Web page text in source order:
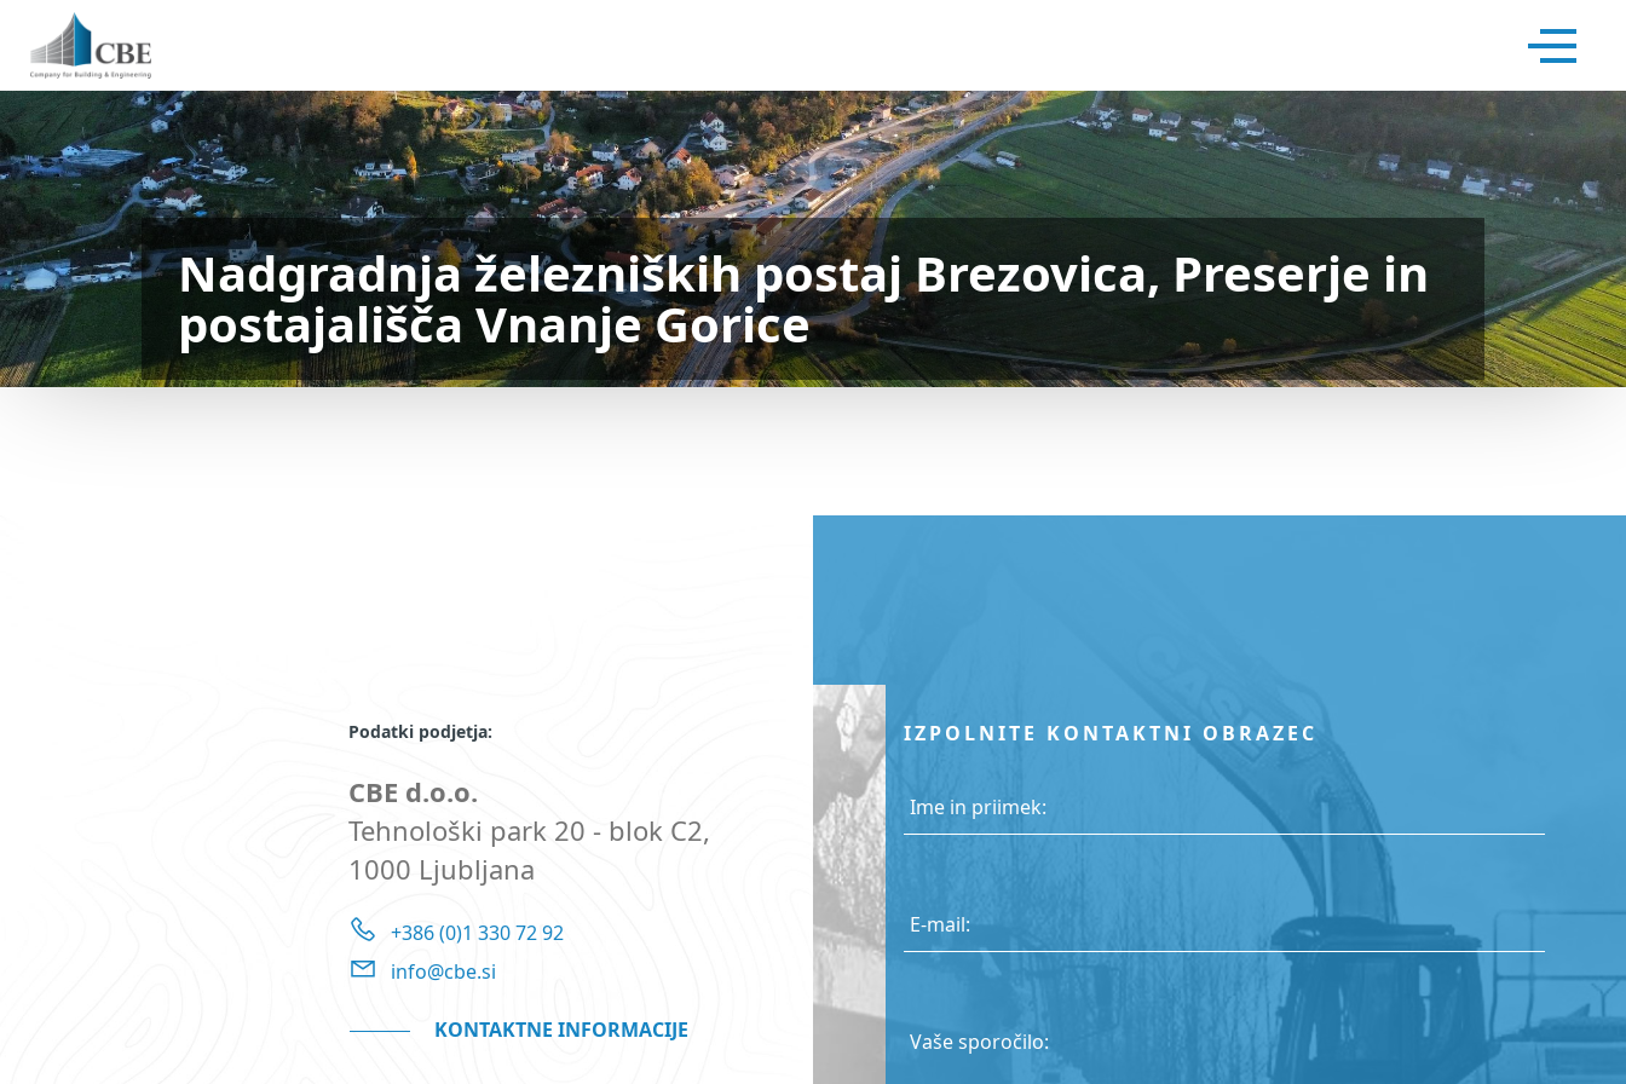
Nadgradnja železniških postaj Brezovica, Preserje in
postajališča Vnanje Gorice
Podatki podjetja:
CBE d.o.o.
Tehnološki park 20 - blok C2,
1000 Ljubljana
+386 (0)1 330 72 92
info@cbe.si
KONTAKTNE INFORMACIJE
IZPOLNITE KONTAKTNI OBRAZEC
Ime in priimek:
E-mail:
Vaše sporočilo: